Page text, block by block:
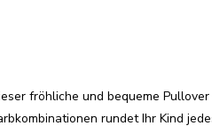
fröhliche und bequeme
rundet Ihr Kind